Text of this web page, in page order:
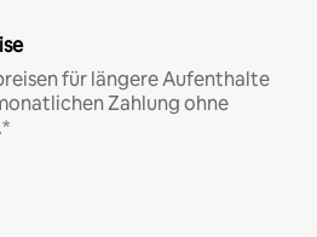
für längere Aufenthalte
Zahlung ohne